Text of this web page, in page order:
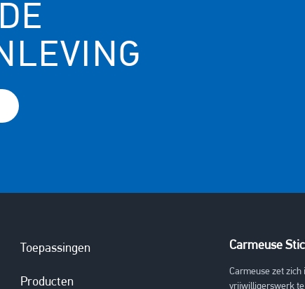
Toepassingen
Producten
Carmeuse
Carmeuse zet zich
vrijwilligerswerk